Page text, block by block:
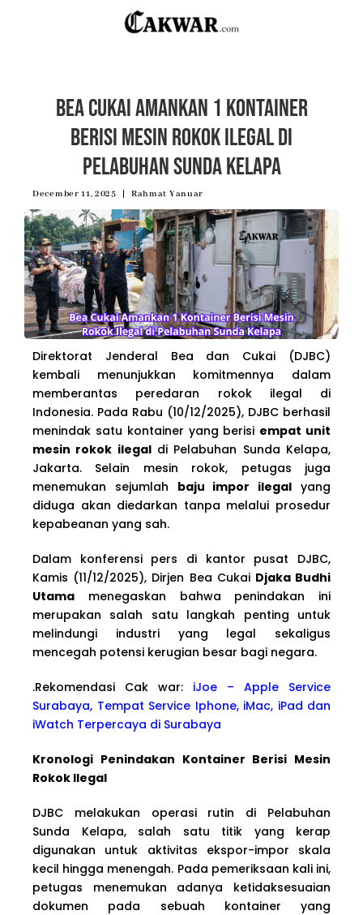
Bea Cukai Amankan 1 Kontainer
Berisi Mesin Rokok Ilegal di
Pelabuhan Sunda Kelapa
December 11, 2025 Rahmat Yanuar
Direktorat Jenderal Bea dan Cukai (DJBC)
kembali menunjukkan komitmennya dalam
memberantas peredaran rokok ilegal di
Indonesia. Pada Rabu (10/12/2025), DJBC berhasil
menindak satu kontainer yang berisi empat unit
mesin rokok ilegaldi Pelabuhan Sunda Kelapa,
Jakarta. Selain mesin rokok, petugas juga
menemukan sejumlah baju impor ilegal yang
diduga akan diedarkan tanpa melalui prosedur
kepabeanan yang sah.
Dalam konferensi pers di kantor pusat DJBC,
Kamis (11/12/2025), Dirjen Bea Cukai Djaka Budhi
Utama menegaskan bahwa penindakan ini
merupakan salah satu langkah penting untuk
melindungi industri yang legal sekaligus
mencegah potensi kerugian besar bagi negara.
.Rekomendasi Cak war: iJoe – Apple Service
Surabaya, Tempat Service Iphone, iMac, iPad dan
iWatch Terpercaya di Surabaya
Kronologi Penindakan Kontainer Berisi Mesin
Rokok Ilegal
DJBC melakukan operasi rutin di Pelabuhan
Sunda Kelapa, salah satu titik yang kerap
digunakan untuk aktivitas ekspor-impor skala
kecil hingga menengah. Pada pemeriksaan kali ini,
petugas menemukan adanya ketidaksesuaian
dokumen pada sebuah kontainer yang